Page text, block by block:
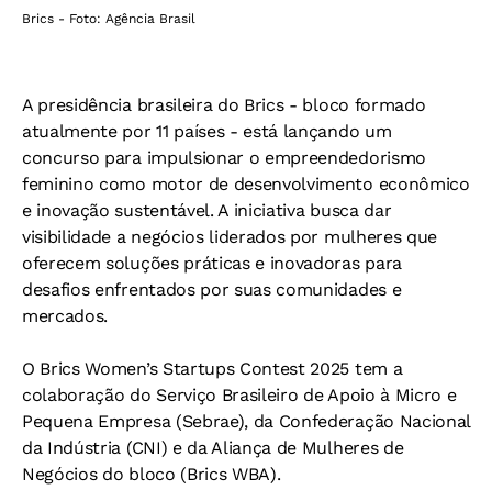
Brics - Foto: Agência Brasil
A presidência brasileira do Brics - bloco formado
atualmente por 11 países - está lançando um
concurso para impulsionar o empreendedorismo
feminino como motor de desenvolvimento econômico
e inovação sustentável. A iniciativa busca dar
visibilidade a negócios liderados por mulheres que
oferecem soluções práticas e inovadoras para
desafios enfrentados por suas comunidades e
mercados.
O Brics Women’s Startups Contest 2025 tem a
colaboração do Serviço Brasileiro de Apoio à Micro e
Pequena Empresa (Sebrae), da Confederação Nacional
da Indústria (CNI) e da Aliança de Mulheres de
Negócios do bloco (Brics WBA).